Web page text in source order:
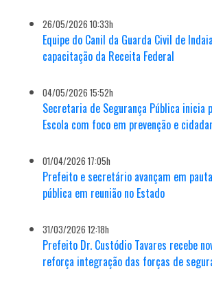
26/05/2026 10:33h
Equipe do Canil da Guarda Civil de
capacitação da Receita Federal
04/05/2026 15:52h
Secretaria de Segurança Pública inicia
Escola com foco em prevenção e
01/04/2026 17:05h
Prefeito e secretário avançam em
pública em reunião no Estado
31/03/2026 12:18h
Prefeito Dr. Custódio Tavares recebe
reforça integração das forças de